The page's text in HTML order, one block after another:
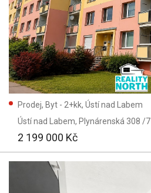
Prodej, Byt - 2+kk, Ústí nad Labem
Ústí nad Labem, Plynárenská 308 /7
2 199 000 Kč